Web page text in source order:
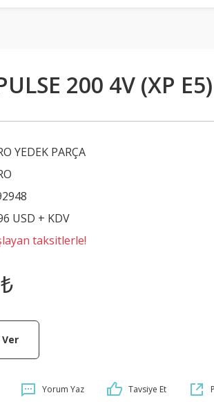
200 4V (XP
YEDEK PARÇA
USD + KDV
taksitlerle!
Yorum Yaz Tavsiye Et